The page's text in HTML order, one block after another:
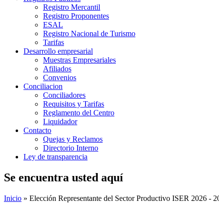
Registro Mercantil
Registro Proponentes
ESAL
Registro Nacional de Turismo
Tarifas
Desarrollo empresarial
Muestras Empresariales
Afiliados
Convenios
Conciliacion
Conciliadores
Requisitos y Tarifas
Reglamento del Centro
Liquidador
Contacto
Quejas y Reclamos
Directorio Interno
Ley de transparencia
Se encuentra usted aquí
Inicio » Elección Representante del Sector Productivo ISER 2026 -